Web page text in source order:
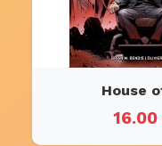
House